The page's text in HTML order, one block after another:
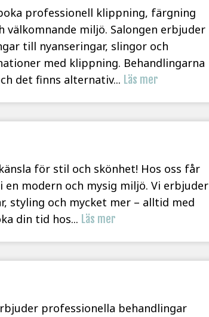
professionell klippning, färgning
välkomnande miljö. Salongen erbjuder
till nyanseringar, slingor och
med klippning. Behandlingarna
det finns alternativ... Läs mer
för stil och skönhet! Hos oss får
modern och mysig miljö. Vi erbjuder
styling och mycket mer – alltid med
din tid hos... Läs mer
professionella behandlingar